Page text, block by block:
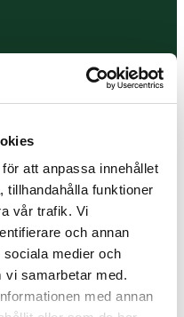
att anpassa innehållet
tillhandahålla funktioner
vår trafik. Vi
och annan
medier och
vi samarbetar med.
med annan